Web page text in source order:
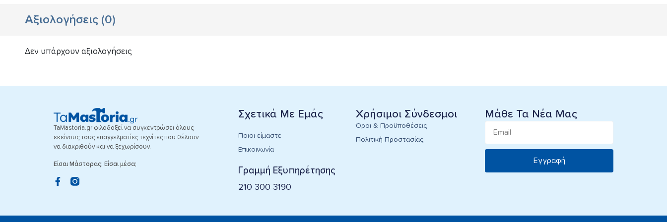
Αξιολογήσεις (0)
Δεν υπάρχουν αξιολογήσεις
TaMastoria.gr φιλοδοξεί να συγκεντρώσει όλους
εκείνους τους επαγγελματίες τεχνίτες που θέλουν
να διακριθούν και να ξεχωρίσουν.
Είσαι Μάστορας; Είσαι μέσα;
Σχετικά Με Εμάς
Ποιοι είμαστε
Επικοινωνία
Γραμμή Εξυπηρέτησης
210 300 3190
Χρήσιμοι Σύνδεσμοι
Όροι & Προϋποθέσεις
Πολιτική Προστασίας
Μάθε Τα Νέα Μας
Εγγραφή